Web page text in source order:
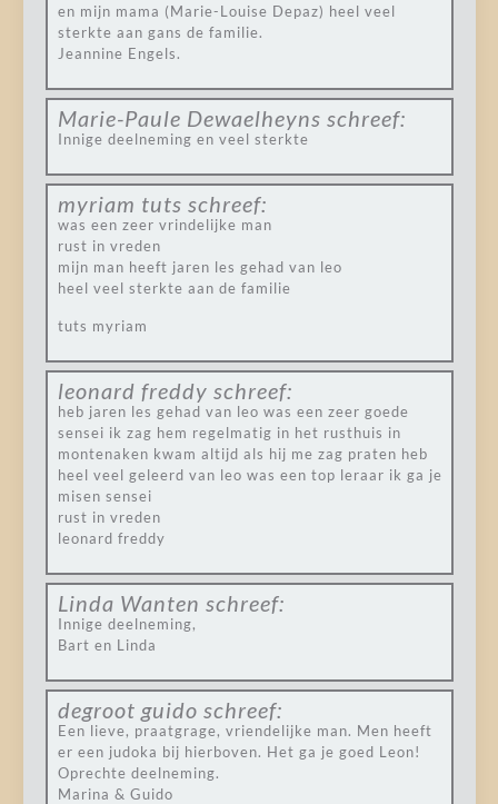
en mijn mama (Marie-Louise Depaz) heel veel
sterkte aan gans de familie.
Jeannine Engels.
Marie-Paule Dewaelheyns schreef:
Innige deelneming en veel sterkte
myriam tuts schreef:
was een zeer vrindelijke man
rust in vreden
mijn man heeft jaren les gehad van leo
heel veel sterkte aan de familie
tuts myriam
leonard freddy schreef:
heb jaren les gehad van leo was een zeer goede
sensei ik zag hem regelmatig in het rusthuis in
montenaken kwam altijd als hij me zag praten heb
heel veel geleerd van leo was een top leraar ik ga je
misen sensei
rust in vreden
leonard freddy
Linda Wanten schreef:
Innige deelneming,
Bart en Linda
degroot guido schreef:
Een lieve, praatgrage, vriendelijke man. Men heeft
er een judoka bij hierboven. Het ga je goed Leon!
Oprechte deelneming.
Marina & Guido